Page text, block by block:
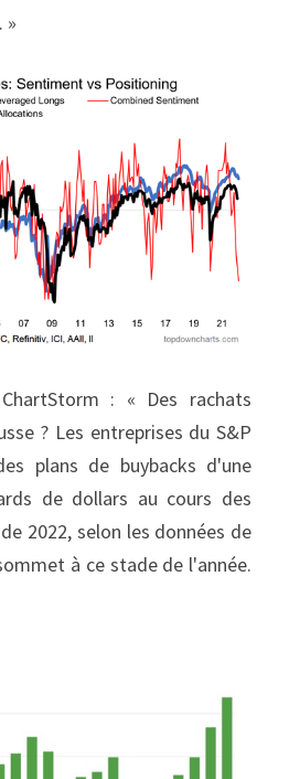
»
: « Des rachats
? Les entreprises du S&P
plans de buybacks d'une
de dollars au cours des
2022, selon les données de
à ce stade de l'année.